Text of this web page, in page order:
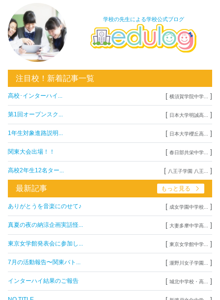
学校の先生による学校公式ブログ
注目校！新着記事一覧
高校･インターハイ... [ 横須賀学院中学... ]
第1回オープンスク... [ 日本大学明誠高... ]
1年生対象進路説明... [ 日本大学櫻丘高... ]
関東大会出場！！ [ 春日部共栄中学... ]
高校2年生12名ター... [ 八王子学園 八王... ]
最新記事 もっと見る
ありがとうを音楽にのせて♪ [ 成女学園中学校... ]
真夏の夜の納涼企画実話怪... [ 大妻多摩中学高... ]
東京女学館発表会に参加し... [ 東京女学館中学... ]
7月の活動報告〜関東バト... [ 瀧野川女子学園... ]
インターハイ結果のご報告 [ 城北中学校・高... ]